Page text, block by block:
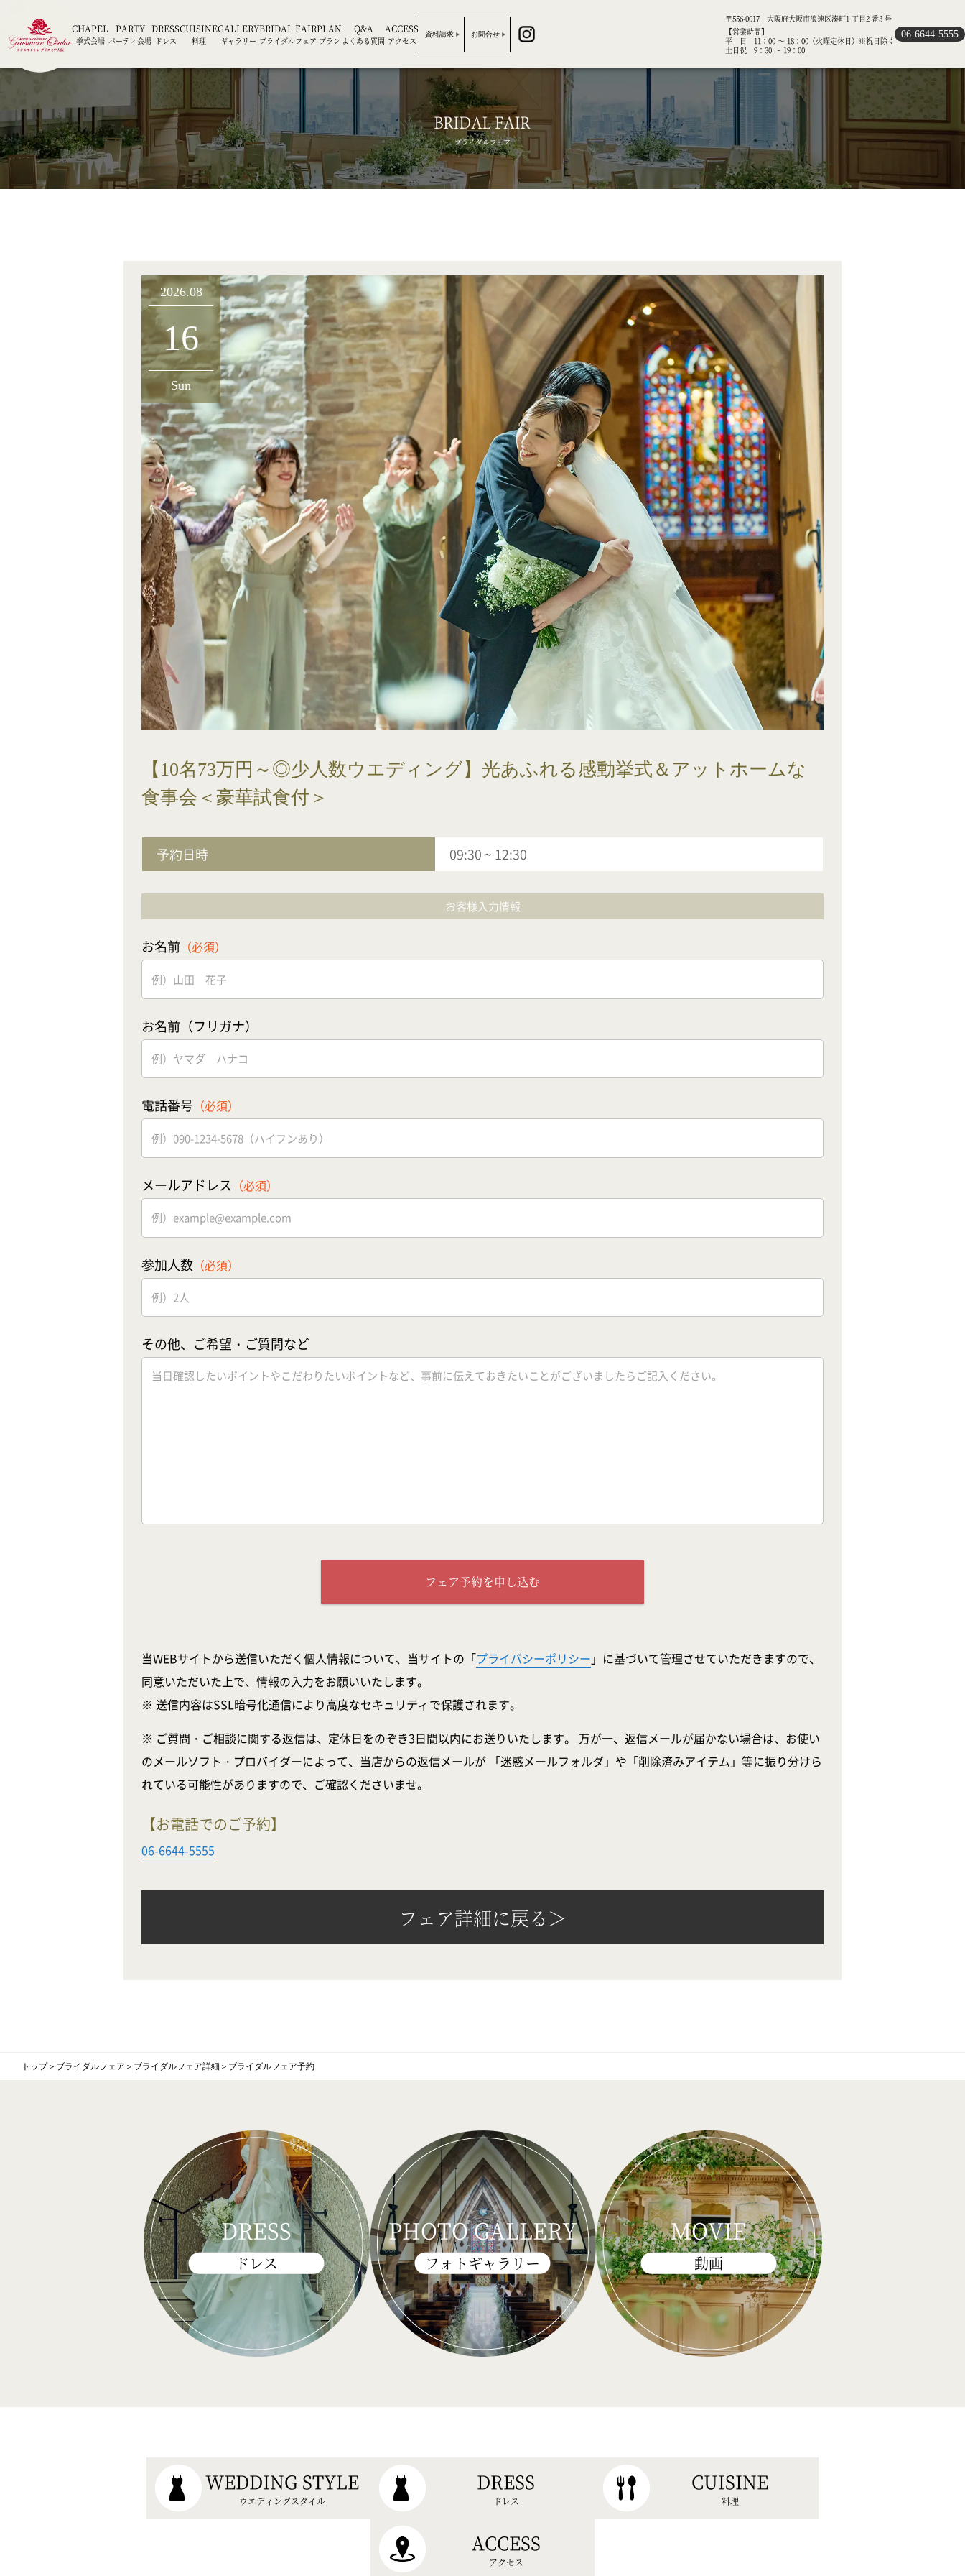
CHAPEL
挙式会場
PARTY
パーティ会場
DRESS
ドレス
CUISINE
料理
GALLERY
ギャラリー
BRIDAL FAIR
ブライダルフェア
PLAN
プラン
Q&A
よくある質問
ACCESS
アクセス
資料請求 お問合せ
〒556-0017 大阪府大阪市浪速区湊町1 丁目2 番3 号
【営業時間】
平 日 11：00 ～ 18：00（火曜定休日）※祝日除く
土日祝 9：30 ～ 19：00
06-6644-5555
2026.08
16
Sun
【10名73万円～◎少人数ウエディング】光あふれる感動挙式＆アットホームな
食事会＜豪華試食付＞
予約日時 09:30 ~ 12:30
お客様入力情報
お名前 （必須）
お名前（フリガナ）
電話番号 （必須）
メールアドレス （必須）
参加人数 （必須）
その他、ご希望・ご質問など
フェア予約を申し込む
当WEBサイトから送信いただく個人情報について、当サイトの「プライバシーポリシー 」に基づいて管理させていただきますので、
同意いただいた上で、情報の入力をお願いいたします。
※ 送信内容はSSL暗号化通信により高度なセキュリティで保護されます。
※ ご質問・ご相談に関する返信は、定休日をのぞき3日間以内にお送りいたします。 万が一、返信メールが届かない場合は、お使い
のメールソフト・プロバイダーによって、当店からの返信メールが 「迷惑メールフォルダ」や「削除済みアイテム」等に振り分けら
れている可能性がありますので、ご確認くださいませ。
【お電話でのご予約】
06-6644-5555
フェア詳細に戻る＞
トップ＞ ブライダルフェア ＞ ブライダルフェア詳細 ＞ ブライダルフェア予約
DRESS
ドレス
PHOTO GALLERY
フォトギャラリー
MOVIE
動画
WEDDING STYLE
ウエディングスタイル
DRESS
ドレス
CUISINE
料理
ACCESS
アクセス